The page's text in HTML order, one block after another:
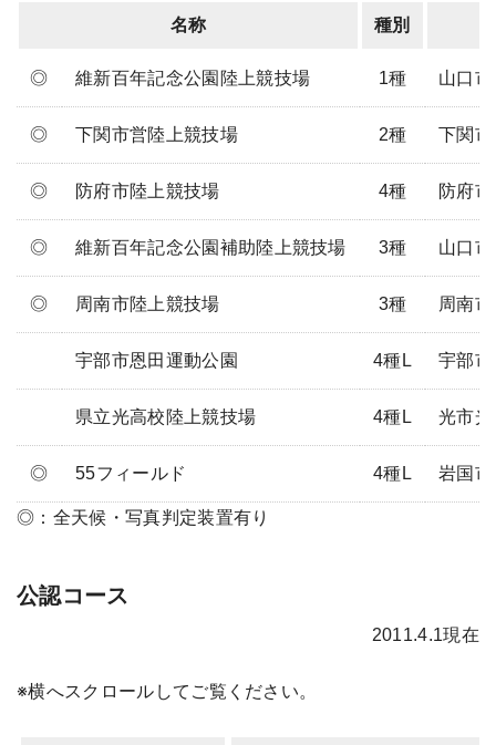
名称 種別
◎ 維新百年記念公園陸上競技場 1種 山口
◎ 下関市営陸上競技場 2種 下関
◎ 防府市陸上競技場 4種 防府
◎ 維新百年記念公園補助陸上競技場 3種 山口
◎ 周南市陸上競技場 3種 周南
宇部市恩田運動公園 4種L 宇部
県立光高校陸上競技場 4種L 光市
◎ 55フィールド 4種L 岩国
◎：全天候・写真判定装置有り
公認コース
2011.4.1現在
※横へスクロールしてご覧ください。